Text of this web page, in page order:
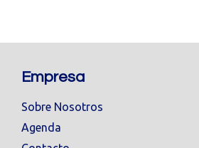
Empresa
Sobre Nosotros
Agenda